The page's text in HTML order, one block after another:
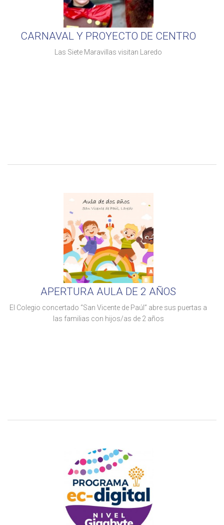
CARNAVAL Y PROYECTO DE CENTRO
Las Siete Maravillas visitan Laredo
APERTURA AULA DE 2 AÑOS
El Colegio concertado “San Vicente de Paúl” abre sus puertas a
las familias con hijos/as de 2 años